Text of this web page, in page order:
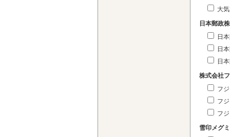
大
日本郵政
日
日
日
株式会社
フ
フ
フ
雪印メグ